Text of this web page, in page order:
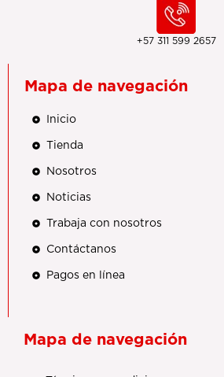
+57 311 599 2657
Mapa de navegación
Inicio
Tienda
Nosotros
Noticias
Trabaja con nosotros
Contáctanos
Pagos en línea
Mapa de navegación